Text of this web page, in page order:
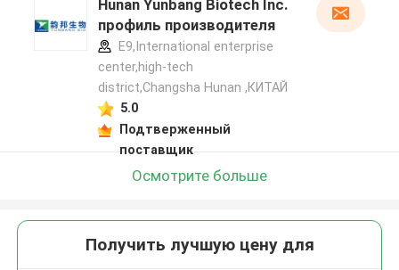
Hunan Yunbang Biotech Inc.
профиль производителя
E9,International enterprise
center,high-tech
district,Changsha Hunan ,КИТАЙ
5.0
Подтверженный
поставщик
Осмотрите больше
Получить лучшую цену для